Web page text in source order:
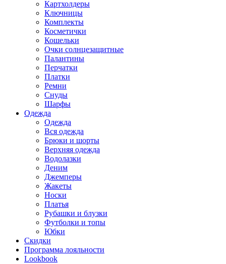
Картхолдеры
Ключницы
Комплекты
Косметички
Кошельки
Очки солнцезащитные
Палантины
Перчатки
Платки
Ремни
Снуды
Шарфы
Одежда
Одежда
Вся одежда
Брюки и шорты
Верхняя одежда
Водолазки
Деним
Джемперы
Жакеты
Носки
Платья
Рубашки и блузки
Футболки и топы
Юбки
Скидки
Программа лояльности
Lookbook